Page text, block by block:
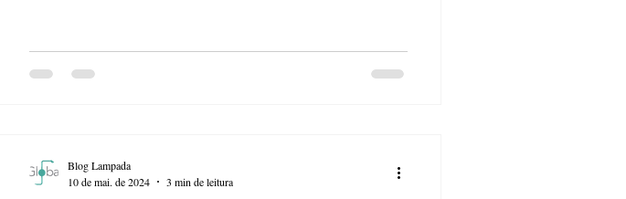
Blog Lampada
10 de mai. de 2024
3 min de leitura